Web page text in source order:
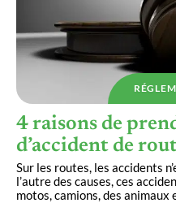
4 raisons de
d’accident de
Sur les routes, les accidents
l’autre des causes, ces
motos, camions, des animaux